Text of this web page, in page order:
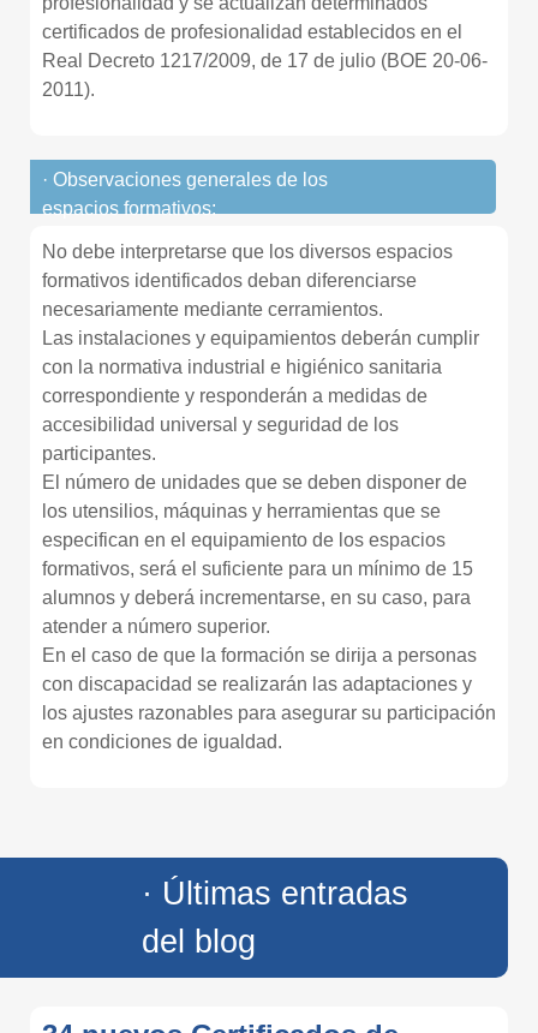
certificados de profesionalidad establecidos en el
Real Decreto 1217/2009, de 17 de julio (BOE 20-06-
2011).
· Observaciones generales de los
espacios formativos:
No debe interpretarse que los diversos espacios
formativos identificados deban diferenciarse
necesariamente mediante cerramientos.
Las instalaciones y equipamientos deberán cumplir
con la normativa industrial e higiénico sanitaria
correspondiente y responderán a medidas de
accesibilidad universal y seguridad de los
participantes.
El número de unidades que se deben disponer de
los utensilios, máquinas y herramientas que se
especifican en el equipamiento de los espacios
formativos, será el suficiente para un mínimo de 15
alumnos y deberá incrementarse, en su caso, para
atender a número superior.
En el caso de que la formación se dirija a personas
con discapacidad se realizarán las adaptaciones y
los ajustes razonables para asegurar su participación
en condiciones de igualdad.
· Últimas entradas
del blog